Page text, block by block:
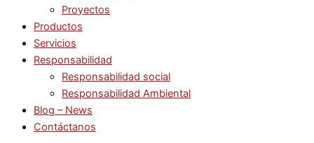
Proyectos
Productos
Servicios
Responsabilidad
Responsabilidad social
Responsabilidad Ambiental
Blog – News
Contáctanos